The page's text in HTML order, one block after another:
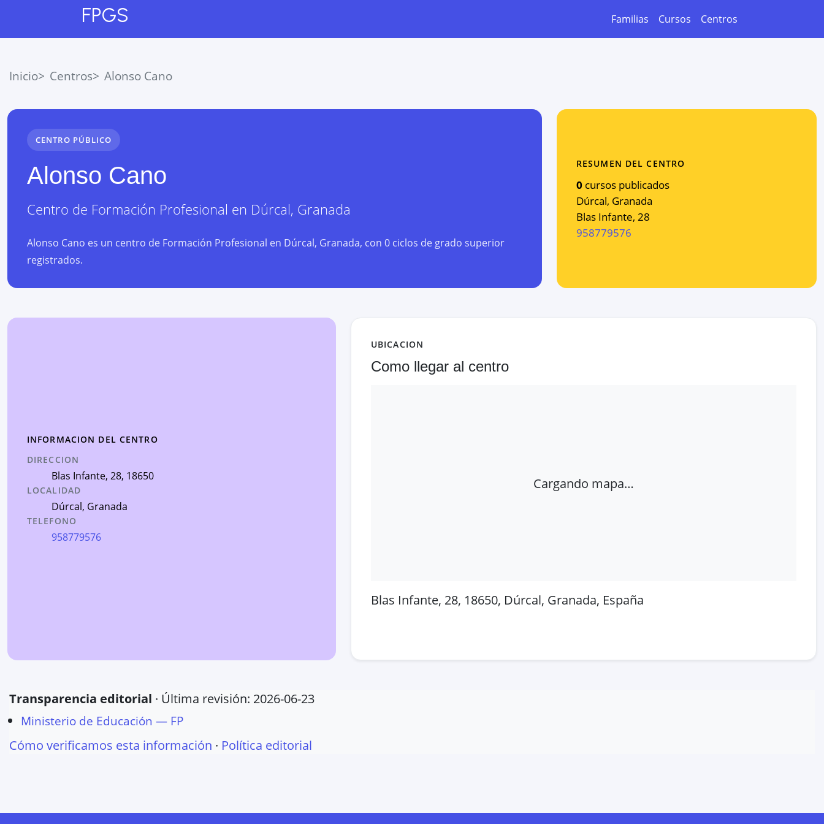
FPGS Familias Cursos Centros
Inicio Centros Alonso Cano
CENTRO PÚBLICO
Alonso Cano
Centro de Formación Profesional en Dúrcal, Granada
Alonso Cano es un centro de Formación Profesional en Dúrcal, Granada, con 0 ciclos de grado superior
registrados.
RESUMEN DEL CENTRO
0 cursos publicados
Dúrcal, Granada
Blas Infante, 28
958779576
INFORMACION DEL CENTRO
DIRECCION
Blas Infante, 28, 18650
LOCALIDAD
Dúrcal, Granada
TELEFONO
958779576
UBICACION
Como llegar al centro
Cargando mapa…
Blas Infante, 28, 18650, Dúrcal, Granada, España
Transparencia editorial · Última revisión: 2026-06-23
Ministerio de Educación — FP
Cómo verificamos esta información · Política editorial